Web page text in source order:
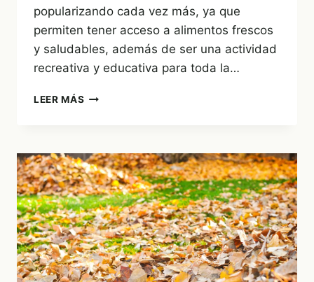
popularizando cada vez más, ya que
permiten tener acceso a alimentos frescos
y saludables, además de ser una actividad
recreativa y educativa para toda la…
LEER MÁS ¿QUE
CASERO?